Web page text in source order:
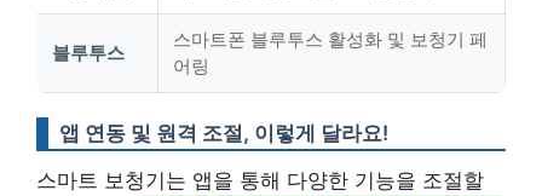
블루투스
스마트폰 블루투스 활성화 및 보청기 페
어링
앱 연동 및 원격 조절, 이렇게 달라요!
스마트 보청기는 앱을 통해 다양한 기능을 조절할